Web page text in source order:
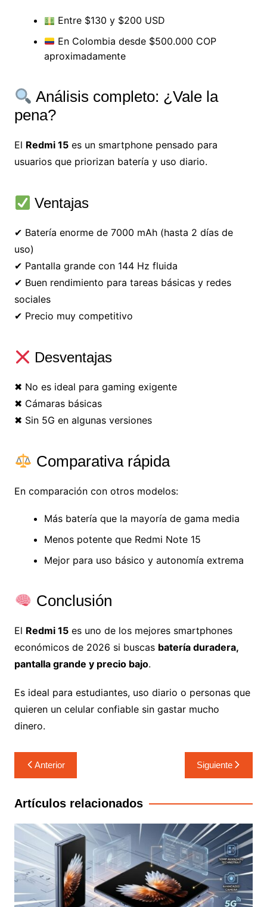
Entre $130 y $200 USD
En Colombia desde $500.000 COP
aproximadamente
Análisis completo: ¿Vale la
pena?
El Redmi 15es un smartphone pensado para
usuarios que priorizan batería y uso diario.
Ventajas
✔ Batería enorme de 7000 mAh (hasta 2 días de
uso)
✔ Pantalla grande con 144 Hz fluida
✔ Buen rendimiento para tareas básicas y redes
sociales
✔ Precio muy competitivo
Desventajas
✖ No es ideal para gaming exigente
✖ Cámaras básicas
✖ Sin 5G en algunas versiones
Comparativa rápida
En comparación con otros modelos:
Más batería que la mayoría de gama media
Menos potente que Redmi Note 15
Mejor para uso básico y autonomía extrema
Conclusión
El Redmi 15es uno de los mejores smartphones
económicos de 2026 si buscas batería duradera,
pantalla grande y precio bajo.
Es ideal para estudiantes, uso diario o personas que
quieren un celular confiable sin gastar mucho
dinero.
Anterior Siguiente
Artículos relacionados